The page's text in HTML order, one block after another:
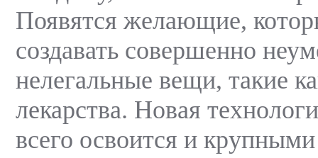
Появятся желающие,
создавать совершенно
нелегальные вещи, такие
лекарства. Новая
всего освоится и